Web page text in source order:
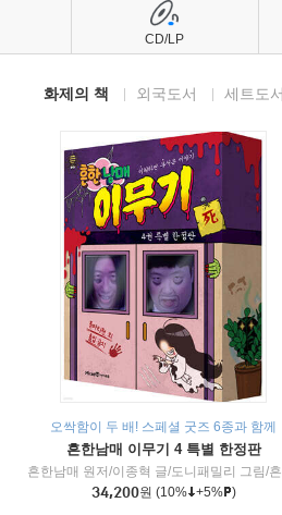
화제의 책 외국도서 세트도서
오싹함이 두 배! 스페셜 굿즈 6종과 함께
흔한남매 이무기 4 특별 한정판
34,200원 (10% +5% )
CD/LP